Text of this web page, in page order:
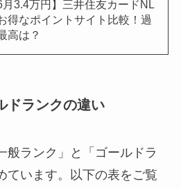
6月3.4万円】三井住友カードNL
得なポイントサイト比較！過
高は？
ドランクの違い
般ランク」と「ゴールドラ
ています。以下の表をご覧